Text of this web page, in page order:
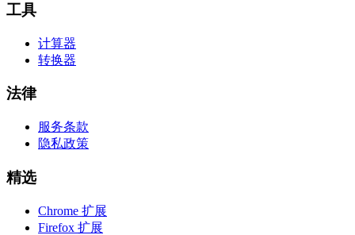
工具
计算器
转换器
法律
服务条款
隐私政策
精选
Chrome 扩展
Firefox 扩展